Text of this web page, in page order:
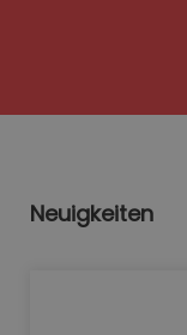
Neuigkeiten